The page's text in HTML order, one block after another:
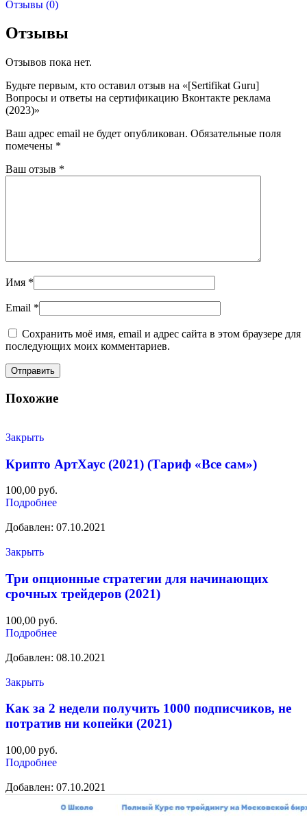
Отзывы (0)
Отзывы
Отзывов пока нет.
Будьте первым, кто оставил отзыв на «[Sertifikat Guru]
Вопросы и ответы на сертификацию Вконтакте реклама
(2023)»
Ваш адрес email не будет опубликован. Обязательные поля
помечены *
Ваш отзыв *
Имя *
Email *
Сохранить моё имя, email и адрес сайта в этом браузере для
последующих моих комментариев.
Похожие
Закрыть
Крипто АртХаус (2021) (Тариф «Все сам»)
100,00 руб.
Подробнее
Добавлен: 07.10.2021
Закрыть
Три опционные стратегии для начинающих
срочных трейдеров (2021)
100,00 руб.
Подробнее
Добавлен: 08.10.2021
Закрыть
Как за 2 недели получить 1000 подписчиков, не
потратив ни копейки (2021)
100,00 руб.
Подробнее
Добавлен: 07.10.2021